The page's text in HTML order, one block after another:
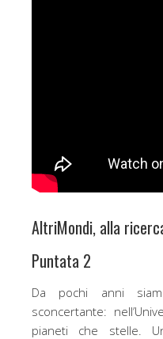
AltriMondi, alla
Puntata 2
Da pochi anni
sconcertante:
pianeti che stelle.